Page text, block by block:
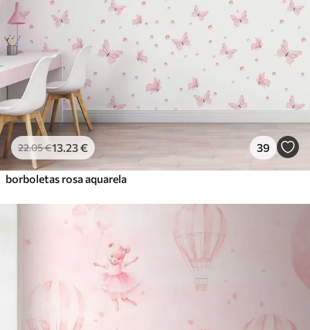
22.05€13.23€ 39
borboletas rosa aquarela